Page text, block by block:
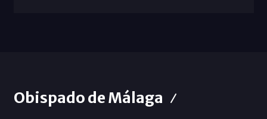
Obispado de Málaga